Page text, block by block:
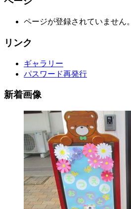
ページが登録されていません。
リンク
ギャラリー
パスワード再発行
新着画像